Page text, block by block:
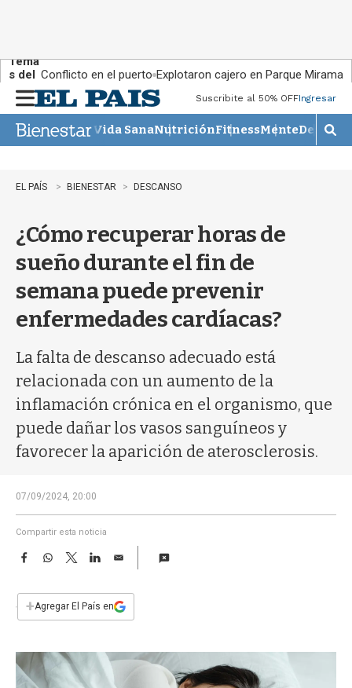
Tema
s del
día:
Conflicto en el puerto Explotaron cajero en Parque Miramar
n
u
Suscribite al 50% OFFIngresar
Vida SanaNutriciónFitnessMente
M
o
EL PAÍS BIENESTAR DESCANSO
¿Cómo recuperar horas de
sueño durante el fin de
semana puede prevenir
enfermedades cardíacas?
La falta de descanso adecuado está
relacionada con un aumento de la
inflamación crónica en el organismo, que
puede dañar los vasos sanguíneos y
favorecer la aparición de aterosclerosis.
07/09/2024, 20:00
Compartir esta noticia
F
e
b
k
W
s
T
w
t
L
n
E
i
l
+Agregar El País en